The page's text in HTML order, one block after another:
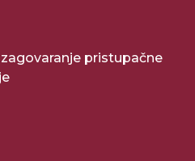
pristupačne